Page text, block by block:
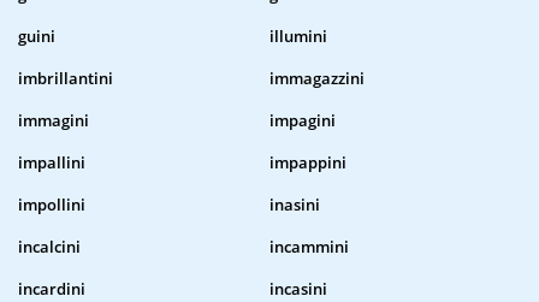
guini
illumini
imbrillantini
immagazzini
immagini
impagini
impallini
impappini
impollini
inasini
incalcini
incammini
incardini
incasini